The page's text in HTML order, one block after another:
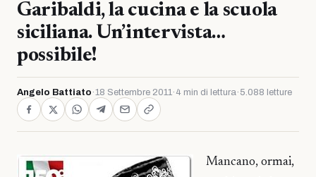
Garibaldi, la cucina e la scuola
siciliana. Un’intervista…
possibile!
Angelo Battiato ·18 Settembre 2011· 4 min di lettura· 5.088 letture
Mancano, ormai,